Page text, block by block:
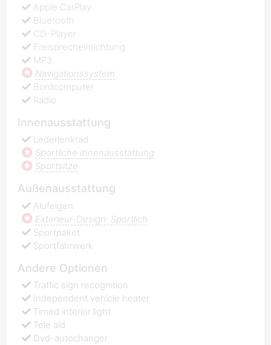
Apple СarPlay
Bluetooth
CD-Player
Freisprecheinrichtung
MP3
Navigationssystem
Bordcomputer
Radio
Innenausstattung
Lederlenkrad
Sportliche Innenausstattung
Sportsitze
Außenausstattung
Alufelgen
Exterieur-Design: Sportlich
Sportpaket
Sportfahrwerk
Andere Optionen
Traffic sign recognition
Independent vehicle heater
Timed interior light
Tele aid
Dvd-autochanger